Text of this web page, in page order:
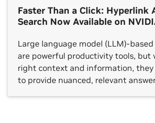
Faster Than a Click: Hyperlink
Search Now Available on
Large language model (LLM)-
are powerful productivity tools, but
right context and information, they
to provide nuanced, relevant